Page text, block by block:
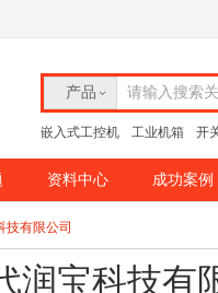
产品 请输入搜索
嵌入式工控机 工业机箱 开
资料中心 成功案例
技有限公司
润宝科技有